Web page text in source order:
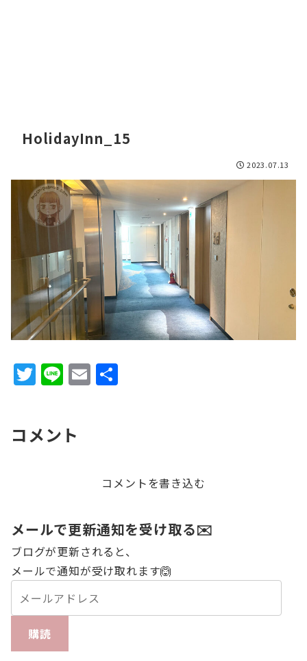
HolidayInn_15
2023.07.13
T
w
te
Li
n
E
m
コメント
コメントを書き込む
メールで更新通知を受け取る✉️
ブログが更新されると、
メールで通知が受け取れます🙆
購読